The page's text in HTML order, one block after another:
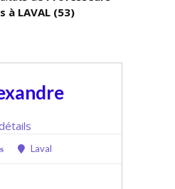
à LAVAL (53)
Laval